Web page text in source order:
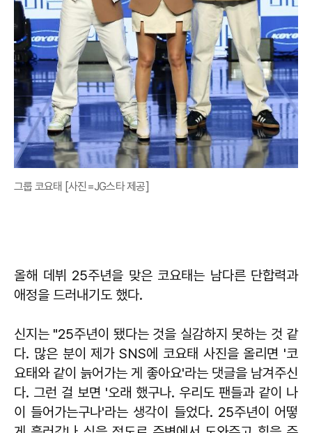
그룹 코요태 [사진=JG스타 제공]
올해 데뷔 25주년을 맞은 코요태는 남다른 단합력과
애정을 드러내기도 했다.
신지는 "25주년이 됐다는 것을 실감하지 못하는 것 같
다. 많은 분이 제가 SNS에 코요태 사진을 올리면 '코
요태와 같이 늙어가는 게 좋아요'라는 댓글을 남겨주신
다. 그런 걸 보면 '오래 했구나. 우리도 팬들과 같이 나
이 들어가는구나'라는 생각이 들었다. 25주년이 어떻